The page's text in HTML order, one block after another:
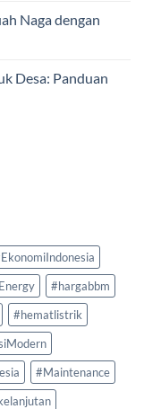
Naga dengan
Desa: Panduan
#hargabbm
#hematlistrik
#Maintenance